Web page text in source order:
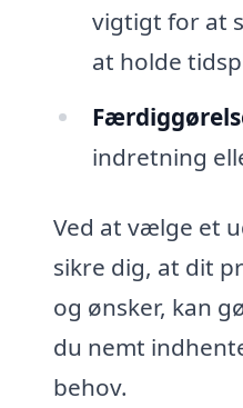
vigtigt for at
at holde
indretning
Ved at vælge et
sikre dig, at dit
og ønsker, kan
du nemt
behov.